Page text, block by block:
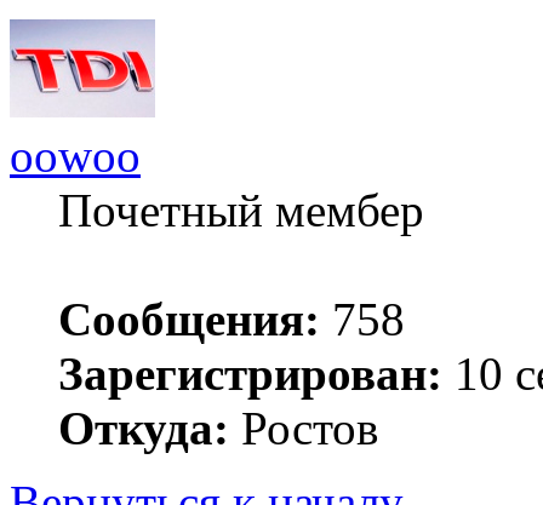
oowoo
Почетный мембер
Сообщения: 758
Зарегистрирован: 10
Откуда: Ростов